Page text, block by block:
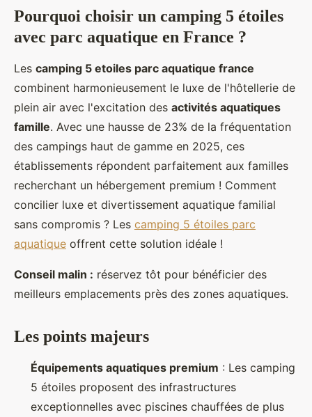
Camping 5 étoiles avec parc
aquatique en france : le top des
établissements
Amandine 2026-04-28 • 23 min min de lecture
Pourquoi choisir un camping 5 étoiles
avec parc aquatique en France ?
Les camping 5 etoiles parc aquatique france
combinent harmonieusement le luxe de l'hôtellerie de
plein air avec l'excitation des activités aquatiques
famille. Avec une hausse de 23% de la fréquentation
des campings haut de gamme en 2025, ces
établissements répondent parfaitement aux familles
recherchant un hébergement premium ! Comment
concilier luxe et divertissement aquatique familial
sans compromis ? Les camping 5 étoiles parc
aquatique offrent cette solution idéale !
Conseil malin : réservez tôt pour bénéficier des
meilleurs emplacements près des zones aquatiques.
Les points majeurs
Équipements aquatiques premium : Les camping
5 étoiles proposent des infrastructures
exceptionnelles avec piscines chauffées de plus